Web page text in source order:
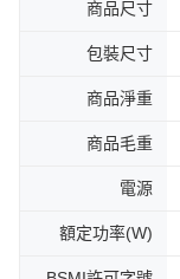
商品尺寸
包裝尺寸
商品淨重
商品毛重
電源
額定功率(W)